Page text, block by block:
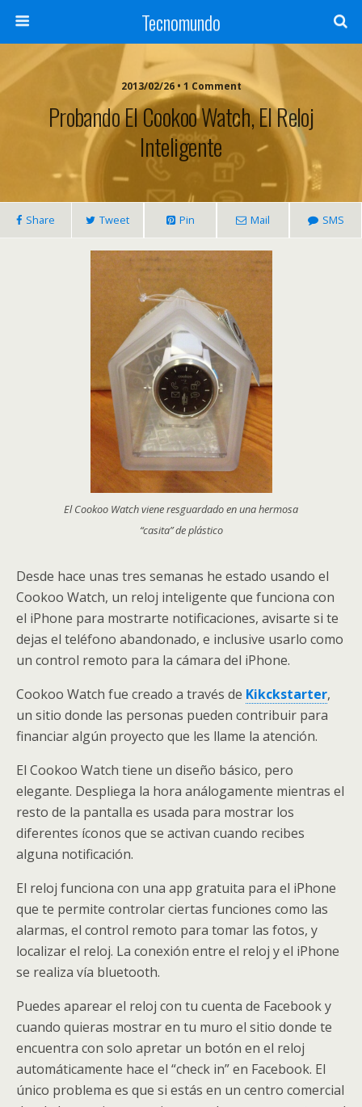
Tecnomundo
2013/02/26 • 1 Comment
Probando El Cookoo Watch, El Reloj
Inteligente
Share Tweet Pin Mail SMS
El Cookoo Watch viene resguardado en una hermosa
“casita” de plástico
Desde hace unas tres semanas he estado usando el
Cookoo Watch, un reloj inteligente que funciona con
el iPhone para mostrarte notificaciones, avisarte si te
dejas el teléfono abandonado, e inclusive usarlo como
un control remoto para la cámara del iPhone.
Cookoo Watch fue creado a través de Kikckstarter,
un sitio donde las personas pueden contribuir para
financiar algún proyecto que les llame la atención.
El Cookoo Watch tiene un diseño básico, pero
elegante. Despliega la hora análogamente mientras el
resto de la pantalla es usada para mostrar los
diferentes íconos que se activan cuando recibes
alguna notificación.
El reloj funciona con una app gratuita para el iPhone
que te permite controlar ciertas funciones como las
alarmas, el control remoto para tomar las fotos, y
localizar el reloj. La conexión entre el reloj y el iPhone
se realiza vía bluetooth.
Puedes aparear el reloj con tu cuenta de Facebook y
cuando quieras mostrar en tu muro el sitio donde te
encuentra con solo apretar un botón en el reloj
automáticamente hace el “check in” en Facebook. El
único problema es que si estás en un centro comercial